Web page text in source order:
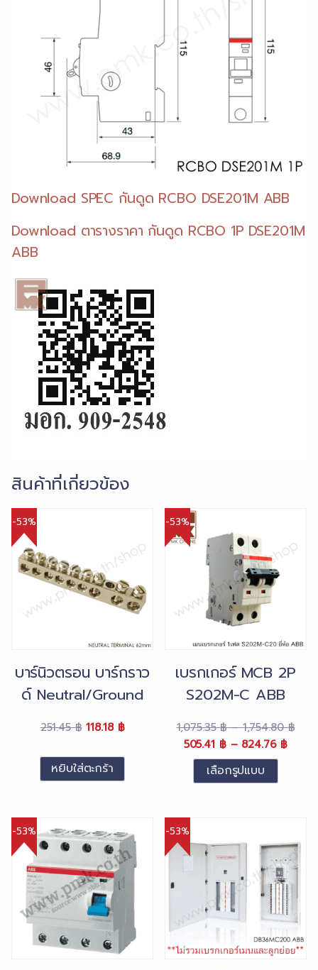
Download SPEC กันดูด RCBO DSE201M ABB
Download ตารางราคา กันดูด RCBO 1P DSE201M
ABB
สินค้าที่เกี่ยวข้อง
-53%
บาร์นิวตรอน บาร์กราว
ด์ Neutral/Ground
Terminal 62mm
251.45฿ Original
was:
251.45 ฿.
118.18 ฿Current
is:
118.18 ฿.
หยิบใส่ตะกร้า
-53%
เบรกเกอร์ MCB 2P
S202M-C ABB
1,075.35฿ – 1,754.80฿
Original
price
1,754.80 ฿Price
range:
1,075.35 ฿
through
1,754.80 ฿.
505.41 ฿ – 824.76 ฿Price
เลือกรูปแบบ
multiple
variants.
The
options
may
chosen
-53% -53%